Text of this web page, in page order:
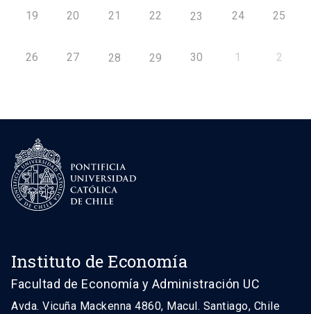
19 20 21 22 23 24 25
26 27 28 29 30 1 2
Instituto de Economía
Facultad de Economía y Administración UC
Avda. Vicuña Mackenna 4860, Macul. Santiago, Chile